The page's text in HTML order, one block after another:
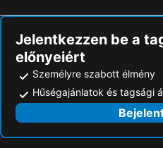
Jelentkezzen be a
előnyeiért
Személyre szabott élmény
Hűségajánlatok és tagsági